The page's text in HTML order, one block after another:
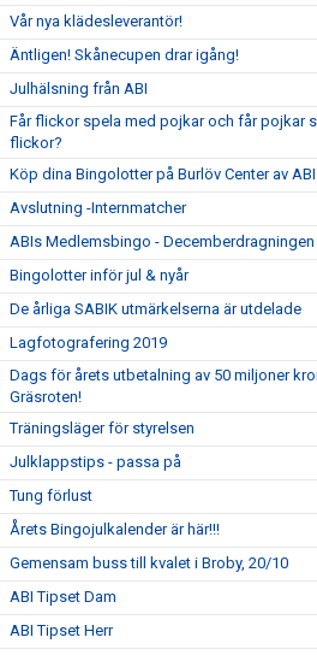
Vår nya klädesleverantör!
Äntligen! Skånecupen drar igång!
Julhälsning från ABI
Får flickor spela med pojkar och får pojkar
flickor?
Köp dina Bingolotter på Burlöv Center av ABI
Avslutning -Internmatcher
ABIs Medlemsbingo - Decemberdragningen
Bingolotter inför jul & nyår
De årliga SABIK utmärkelserna är utdelade
Lagfotografering 2019
Dags för årets utbetalning av 50 miljoner
Gräsroten!
Träningsläger för styrelsen
Julklappstips - passa på
Tung förlust
Årets Bingojulkalender är här!!!
Gemensam buss till kvalet i Broby, 20/10
ABI Tipset Dam
ABI Tipset Herr